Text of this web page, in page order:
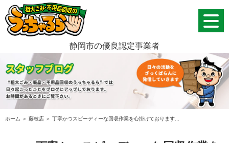
静岡市の優良認定事業者
ホーム ＞ 藤枝店 ＞ 丁寧かつスピーディーな回収作業を心掛けております...